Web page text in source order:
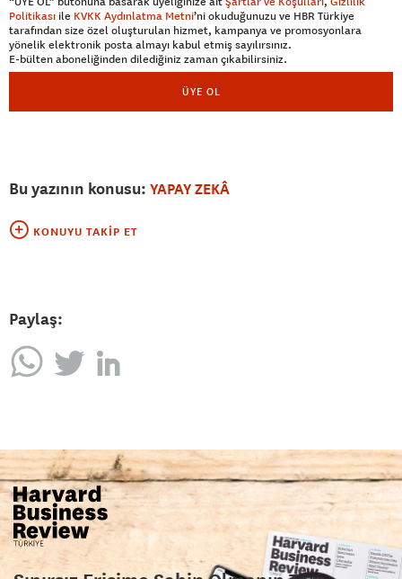
Politikası ile KVKK Aydınlatma Metni’ni okuduğunuzu ve HBR Türkiye
tarafından size özel oluşturulan hizmet, kampanya ve promosyonlara
yönelik elektronik posta almayı kabul etmiş sayılırsınız.
E-bülten aboneliğinden dilediğiniz zaman çıkabilirsiniz.
ÜYE OL
Bu yazının konusu: YAPAY ZEKÂ
KONUYU TAKIP ET
Paylaş: